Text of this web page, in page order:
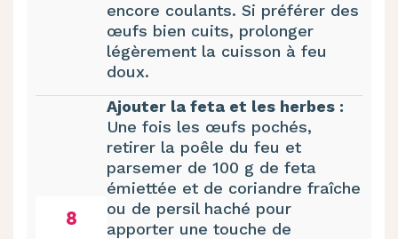
encore coulants. Si préférer des
œufs bien cuits, prolonger
légèrement la cuisson à feu
doux.
8
Ajouter la feta et les herbes :
Une fois les œufs pochés,
retirer la poêle du feu et
parsemer de 100 g de feta
émiettée et de coriandre fraîche
ou de persil haché pour
apporter une touche de